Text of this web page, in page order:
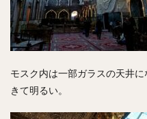
モスク内は一部ガラスの天井
きて明るい。